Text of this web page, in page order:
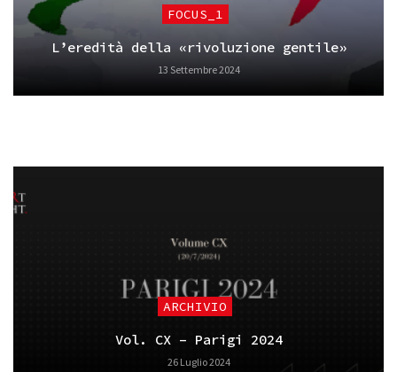
FOCUS_1
L’eredità della «rivoluzione gentile»
13 Settembre 2024
ARCHIVIO
Vol. CX – Parigi 2024
26 Luglio 2024